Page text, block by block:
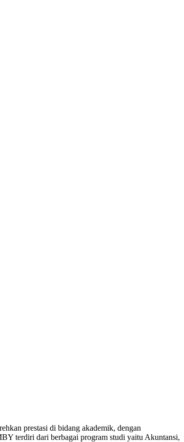
prestasi di bidang akademik, dengan
terdiri dari berbagai program studi yaitu Akuntansi,